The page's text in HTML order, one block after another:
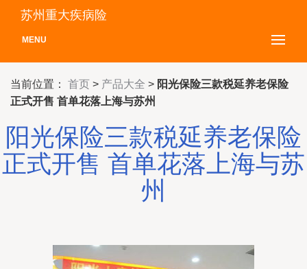
苏州重大疾病险
MENU
当前位置： 首页 > 产品大全 > 阳光保险三款税延养老保险
正式开售 首单花落上海与苏州
阳光保险三款税延养老保险
正式开售 首单花落上海与苏
州